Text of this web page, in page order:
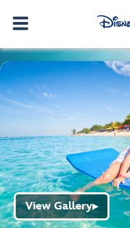
View Gallery▶